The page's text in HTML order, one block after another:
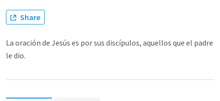
Share
La oración de Jesús es por sus discípulos, aquellos que el padre
le dio.